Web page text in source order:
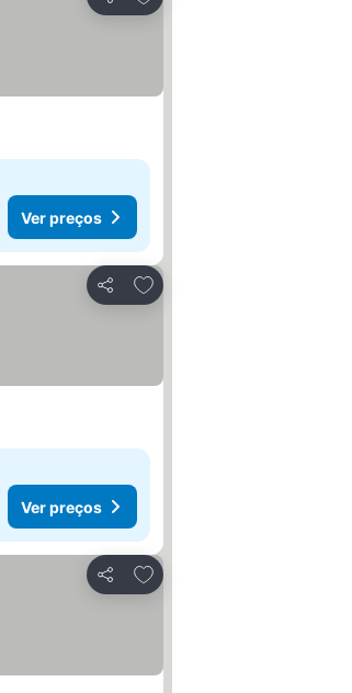
Partilhar
Ver preços
Partilhar
Adicionar aos favoritos
Ver preços
Partilhar
Adicionar aos favoritos